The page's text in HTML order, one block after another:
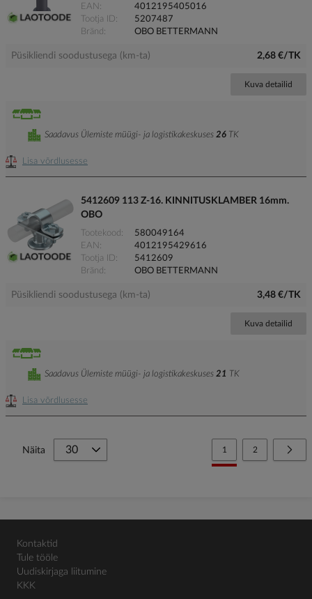
EAN
4012195405016
Tootja ID
5207487
Bränd
OBO BETTERMANN
Püsikliendi soodustusega (km-ta) 2,68 €/TK
Kuva detailid
Lisa võrdlusesse
Saadavus Ülemiste müügi- ja logistikakeskuses 26 TK
5412609 113 Z-16. KINNITUSKLAMBER 16mm.
OBO
Tootekood
580049164
EAN
4012195429616
Tootja ID
5412609
Bränd
OBO BETTERMANN
Püsikliendi soodustusega (km-ta) 3,48 €/TK
Kuva detailid
Lisa võrdlusesse
Saadavus Ülemiste müügi- ja logistikakeskuses 21 TK
PageYou're currently reading
1 Page
2
Näita
Kontaktid
Tule tööle
Uudiskirjaga liitumine
KKK